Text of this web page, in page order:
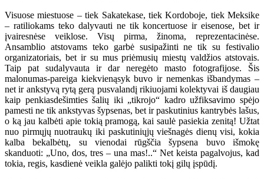
Visuose miestuose – tiek Sakatekase, tiek Kordoboje, tiek Meksike
– ratiliokams teko dalyvauti ne tik koncertuose ir eisenose, bet ir
įvairesnėse veiklose. Visų pirma, žinoma, reprezentacinėse.
Ansamblio atstovams teko garbė susipažinti ne tik su festivalio
organizatoriais, bet ir su mus priėmusių miestų valdžios atstovais.
Taip pat sudalyvauta ir dar neregėto masto fotografijose. Šis
malonumas-pareiga kiekvienąsyk buvo ir nemenkas išbandymas –
net ir ankstyvą rytą gerą pusvalandį rikiuojami kolektyvai iš daugiau
kaip penkiasdešimties šalių iki „tikrojo“ kadro užfiksavimo spėjo
pamesti ne tik ankstyvas šypsenas, bet ir paskutinius kantrybės lašus,
o ką jau kalbėti apie tokią pramogą, kai saulė pasiekia zenitą! Užtat
nuo pirmųjų nuotraukų iki paskutiniųjų viešnagės dienų visi, kokia
kalba bekalbėtų, su vienodai rūgščia šypsena buvo išmokę
skanduoti: „Uno, dos, tres – una mas!..“ Net keista pagalvojus, kad
tokia, regis, kasdienė veikla galėjo palikti tokį gilų įspūdį.